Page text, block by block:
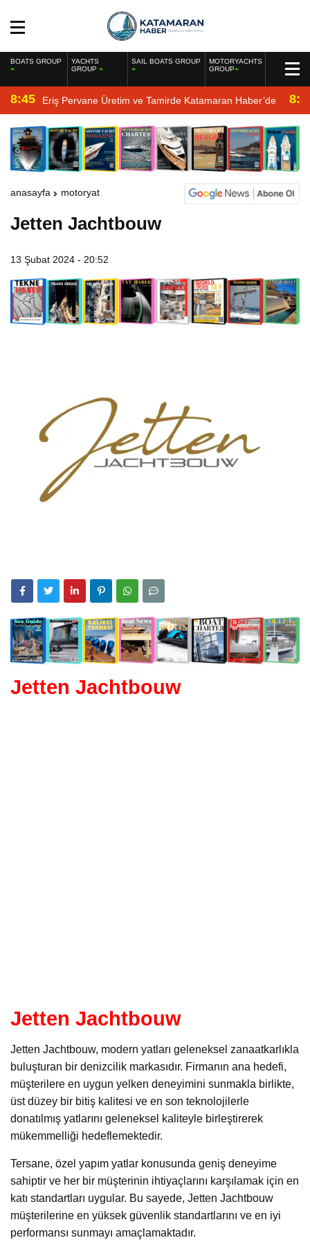
BOATS GROUP
YACHTS
GROUP
SAIL BOATS GROUP
MOTORYACHTS
GROUP
8:45 Eriş Pervane Üretim ve Tamirde Katamaran Haber’de
anasayfa motoryat
Jetten Jachtbouw
13 Şubat 2024 - 20:52
Jetten Jachtbouw
Jetten Jachtbouw
Jetten Jachtbouw, modern yatları geleneksel zanaatkarlıkla
buluşturan bir denizcilik markasıdır. Firmanın ana hedefi,
müşterilere en uygun yelken deneyimini sunmakla birlikte,
üst düzey bir bitiş kalitesi ve en son teknolojilerle
donatılmış yatlarını geleneksel kaliteyle birleştirerek
mükemmelliği hedeflemektedir.
Tersane, özel yapım yatlar konusunda geniş deneyime
sahiptir ve her bir müşterinin ihtiyaçlarını karşılamak için en
katı standartları uygular. Bu sayede, Jetten Jachtbouw
müşterilerine en yüksek güvenlik standartlarını ve en iyi
performansı sunmayı amaçlamaktadır.